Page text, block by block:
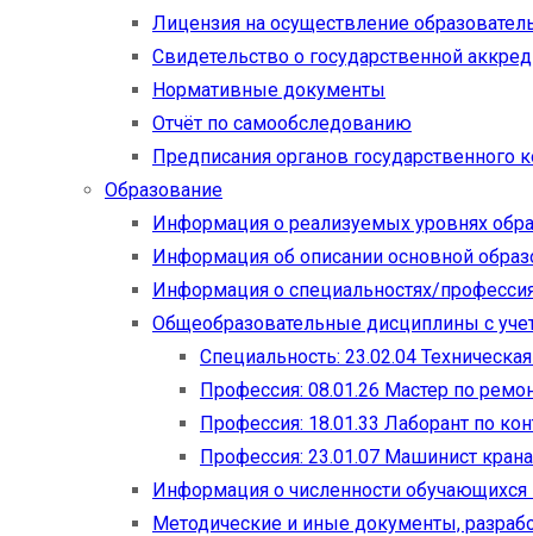
Лицензия на осуществление
Свидетельство о государственной
Нормативные документы
Отчёт по самообследованию
Предписания органов государственного
Образование
Информация о реализуемых уровнях
Информация об описании основной
Информация о специальностях/
Общеобразовательные дисциплины с
Специальность: 23.02.04
Профессия: 08.01.26 Мастер по
Профессия: 18.01.33 Лаборант по
Профессия: 23.01.07 Машинист
Информация о численности
Методические и иные документы,